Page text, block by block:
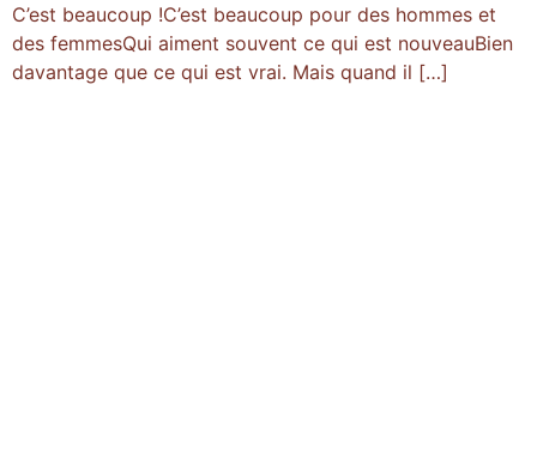
C’est beaucoup !C’est beaucoup pour des hommes et
des femmesQui aiment souvent ce qui est nouveauBien
davantage que ce qui est vrai. Mais quand il […]